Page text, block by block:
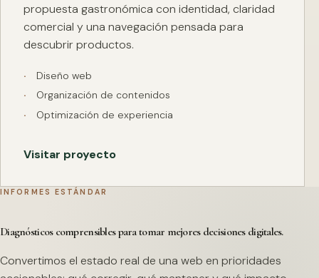
propuesta gastronómica con identidad, claridad
comercial y una navegación pensada para
descubrir productos.
Diseño web
Organización de contenidos
Optimización de experiencia
Visitar proyecto
INFORMES ESTÁNDAR
Diagnósticos comprensibles para tomar mejores decisiones digitales.
Convertimos el estado real de una web en prioridades